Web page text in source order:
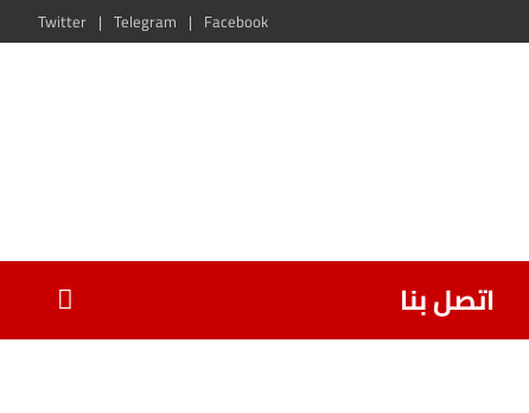
Facebook
Telegram
Twitter
اتصل بنا